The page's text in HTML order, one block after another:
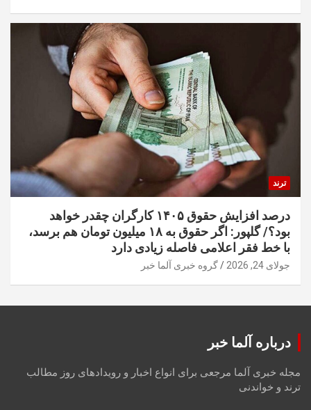
ترند
درصد افزایش حقوق ۱۴۰۵ کارگران چقدر خواهد
بود؟/ گلپور: اگر حقوق به ۱۸ میلیون تومان هم برسد،
با خط فقر اعلامی فاصله زیادی دارد
جولای 24, 2026 گروه خبری آلما خبر
درباره آلما خبر
مجله خبری آلما مرجعی برای انواع اخبار و رویدادهای روز مطالب
ترند و خواندنی